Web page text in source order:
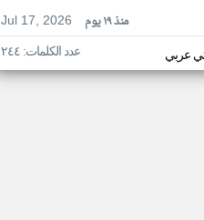
Jul 17, 2026
منذ ١٩ يوم
عربي عدد الكلمات: ٢٤٤